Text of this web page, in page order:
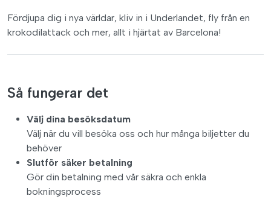
Fördjupa dig i nya världar, kliv in i Underlandet, fly från en
krokodilattack och mer, allt i hjärtat av Barcelona!
Så fungerar det
Välj dina besöksdatum
Välj när du vill besöka oss och hur många biljetter du
behöver
Slutför säker betalning
Gör din betalning med vår säkra och enkla
bokningsprocess